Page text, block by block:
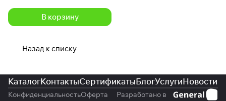
В корзину
Назад к списку
КаталогКонтактыСертификатыБлогУслугиНовости
КонфиденциальностьОферта Разработано в